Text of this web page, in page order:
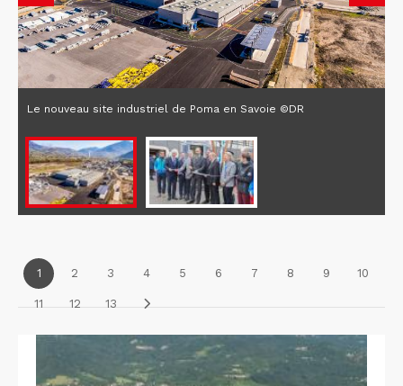
Le nouveau site industriel de Poma en Savoie ©DR
1 2 3 4 5 6 7 8 9 10
11 12 13